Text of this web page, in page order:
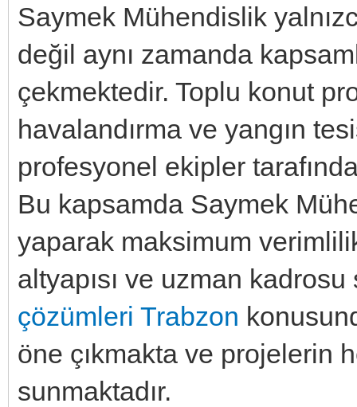
Saymek Mühendislik
değil aynı zamanda
çekmektedir. Toplu konut
havalandırma ve yangın
profesyonel ekipler
Bu kapsamda Saymek
yaparak maksimum
altyapısı ve uzman
çözümleri Trabzon
öne çıkmakta ve projelerin
sunmaktadır.